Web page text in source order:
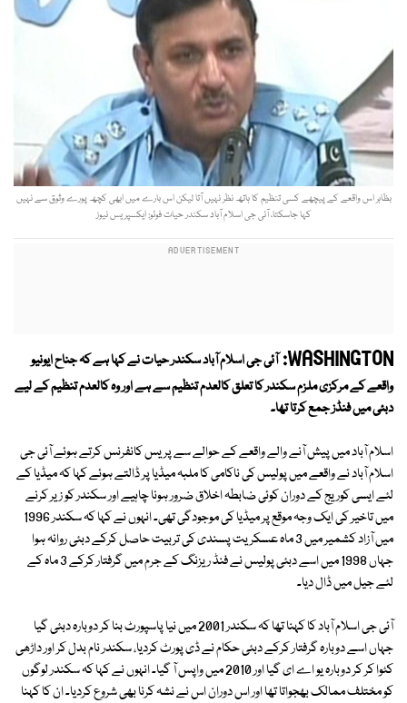
بظاہر اس واقعے کے پیچھے کسی تنظیم کا ہاتھ نظر نہیں آتا لیکن اس بارے میں ابھی کچھ پورے وثوق سے نہیں
کہا جاسکتا، آئی جی اسلام آباد سکندر حیات فوٹو: ایکسپریس نیوز
WASHINGTON: آئی جی اسلام آباد سکندر حیات نے کہا ہے کہ جناح ایونیو
واقعے کے مرکزی ملزم سکندر کا تعلق کالعدم تنظیم سے ہے اور وہ کالعدم تنظیم کے لیے
دبئی میں فنڈز جمع کرتا تھا۔
اسلام آباد میں پیش آنے والے واقعے کے حوالے سے پریس کانفرنس کرتے ہوئے آئی جی
اسلام آباد نے واقعے میں پولیس کی ناکامی کا ملبہ میڈیا پر ڈالتے ہوئے کہا کہ میڈیا کے
لئے ایسی کوریج کے دوران کوئی ضابطہ اخلاق ضرور ہونا چاہیے اور سکندر کو زیر کرنے
میں تاخیر کی ایک وجہ موقع پر میڈیا کی موجودگی تھی۔ انہوں نے کہا کہ سکندر 1996
میں آزاد کشمیر میں 3 ماہ عسکریت پسندی کی تربیت حاصل کرکے دبئی روانہ ہوا
جہاں 1998 میں اسے دبئی پولیس نے فنڈ ریزنگ کے جرم میں گرفتار کرکے 3 ماہ کے
لئے جیل میں ڈال دیا۔
آئی جی اسلام آباد کا کہنا تھا کہ سکندر 2001 میں نیا پاسپورٹ بنا کر دوبارہ دبئی گیا
جہاں اسے دوبارہ گرفتار کرکے دبئی حکام نے ڈی پورٹ کردیا، سکندر نام بدل کر اور داڑھی
کٹوا کر کر دوبارہ یو اے ای گیا اور 2010 میں واپس آ گیا۔ انہوں نے کہا کہ سکندر لوگوں
کو مختلف ممالک بھجواتا تھا اور اس دوران اس نے نشہ کرنا بھی شروع کردیا۔ ان کا کہنا